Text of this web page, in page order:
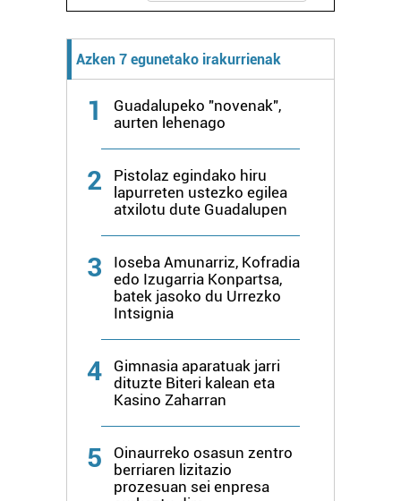
Azken 7 egunetako irakurrienak
1
Guadalupeko "novenak",
aurten lehenago
2
Pistolaz egindako hiru
lapurreten ustezko egilea
atxilotu dute Guadalupen
3
Ioseba Amunarriz, Kofradia
edo Izugarria Konpartsa,
batek jasoko du Urrezko
Intsignia
4
Gimnasia aparatuak jarri
dituzte Biteri kalean eta
Kasino Zaharran
5
Oinaurreko osasun zentro
berriaren lizitazio
prozesuan sei enpresa